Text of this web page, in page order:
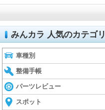
みんカラ 人気のカテゴリ
車種別
整備手帳
パーツレビュー
スポット